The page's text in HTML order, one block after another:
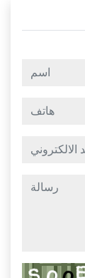
الالكتروني
رسالة
Captcha